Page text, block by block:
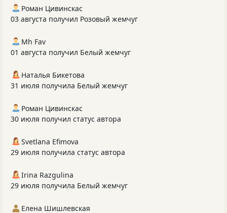
Роман Цивинскас
03 августа получил Розовый жемчуг
Mh Fav
01 августа получил Белый жемчуг
Наталья Бикетова
31 июля получила Белый жемчуг
Роман Цивинскас
30 июля получил статус автора
Svetlana Efimova
29 июля получила статус автора
Irina Razgulina
29 июля получила Белый жемчуг
Елена Шишлевская